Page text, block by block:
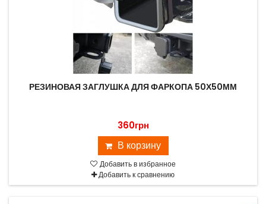
РЕЗИНОВАЯ ЗАГЛУШКА ДЛЯ ФАРКОПА 50Х50ММ
360грн
В корзину
Добавить в избранное
Добавить к сравнению